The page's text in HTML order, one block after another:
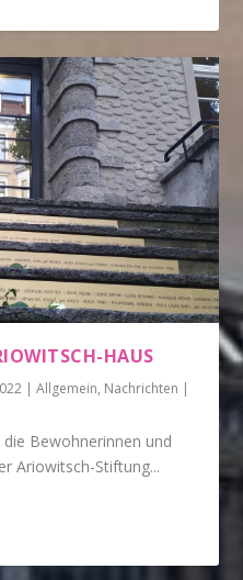
HAUS
|Allgemein, Nachrichten |
Bewohnerinnen und
Ariowitsch-Stiftung...